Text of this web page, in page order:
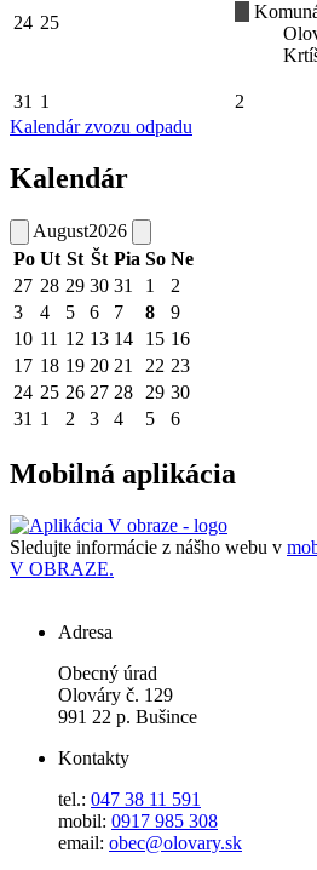
24 25
31 1 2
Kalendár zvozu odpadu
Kalendár
August2026
Po Ut St Št Pia So Ne
27 28 29 30 31 1
2
3
4 5 6 7 8
9
10 11 12 13 14 15 16
17 18 19 20 21 22 23
24 25 26 27 28 29 30
31 1 2 3 4 5 6
Mobilná aplikácia
Sledujte informácie z nášho webu v
V OBRAZE.
Adresa
Obecný úrad
Olováry č. 129
991 22 p. Bušince
Kontakty
tel.: 047 38 11 591
mobil: 0917 985 308
email: obec@olovary.sk